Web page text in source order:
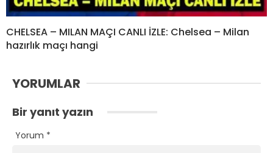
CHELSEA – MILAN MAÇI CANLI İZLE: Chelsea – Milan
hazırlık maçı hangi
YORUMLAR
Bir yanıt yazın
Yorum *